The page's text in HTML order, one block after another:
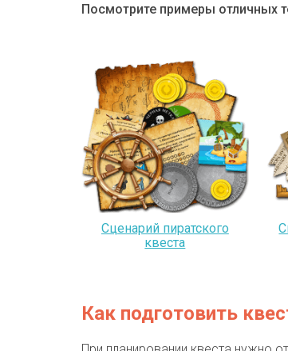
Посмотрите примеры отличных
Сценарий пиратского
квеста
Как подготовить